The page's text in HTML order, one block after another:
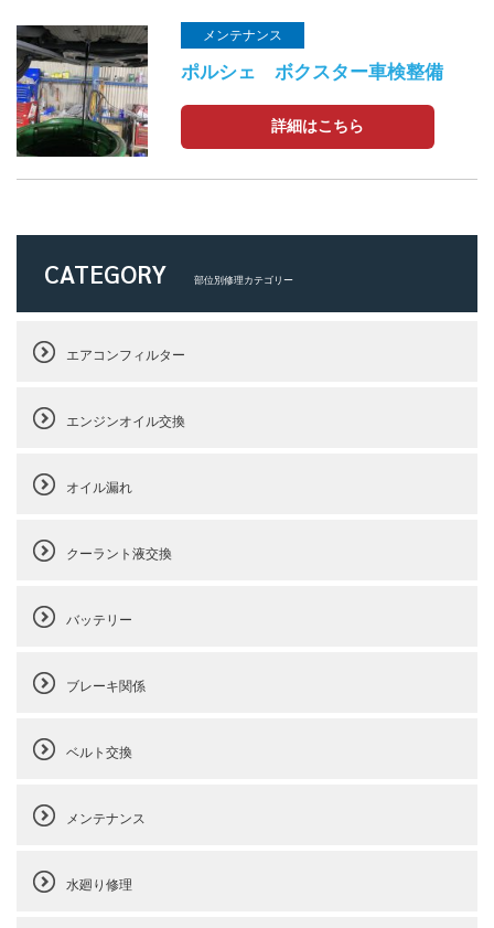
メンテナンス
ポルシェ ボクスター車検整備
詳細はこちら
CATEGORY 部位別修理カテゴリー
エアコンフィルター
エンジンオイル交換
オイル漏れ
クーラント液交換
バッテリー
ブレーキ関係
ベルト交換
メンテナンス
水廻り修理